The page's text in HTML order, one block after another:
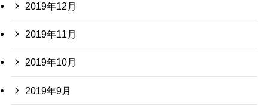
2019年12月
2019年11月
2019年10月
2019年9月